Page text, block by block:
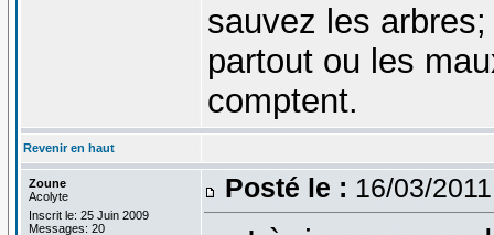
sauvez les
partout ou les
comptent.
Revenir en haut
Zoune
Acolyte
Inscrit le: 25 Juin 2009
Messages: 20
Posté le : 16/03/